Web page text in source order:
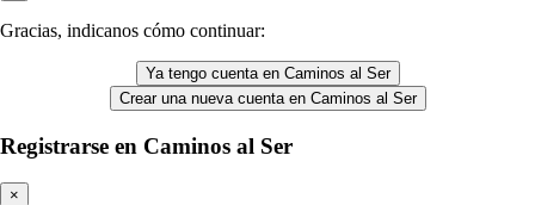
Gracias, indicanos cómo continuar:
Ya tengo cuenta en Caminos al Ser
Crear una nueva cuenta en Caminos al Ser
Registrarse en Caminos al Ser
×